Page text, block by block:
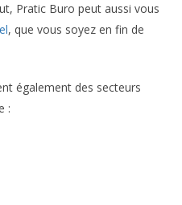
Pratic Buro peut aussi vous
, que vous soyez en fin de
également des secteurs
: